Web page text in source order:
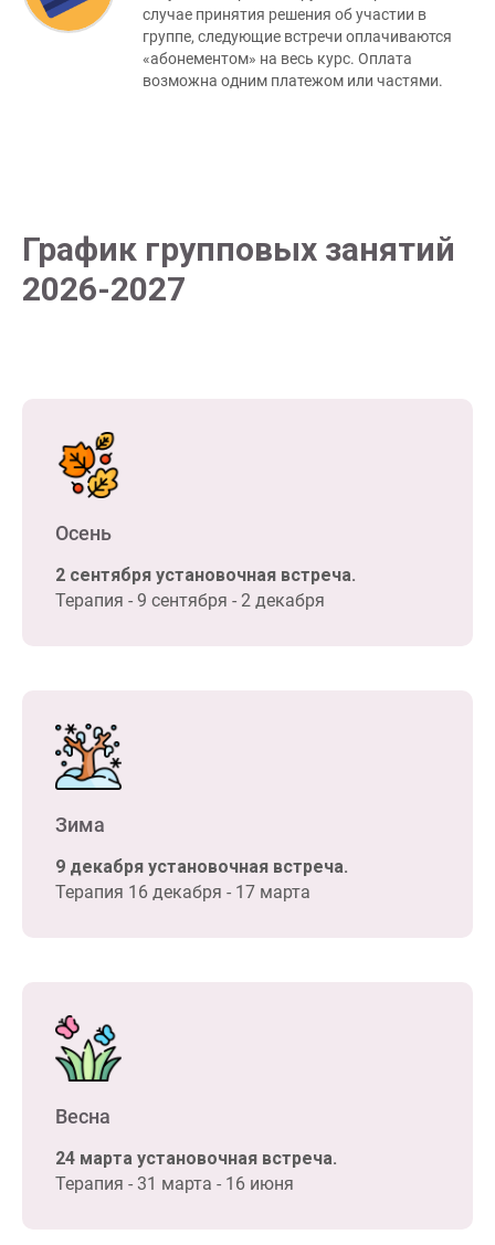
случае принятия решения об участии в
группе, следующие встречи оплачиваются
«абонементом» на весь курс. Оплата
возможна одним платежом или частями.
График групповых занятий
2026-2027
Осень
2 сентября установочная встреча.
Терапия - 9 сентября - 2 декабря
Зима
9 декабря установочная встреча.
Терапия 16 декабря - 17 марта
Весна
24 марта установочная встреча.
Терапия - 31 марта - 16 июня